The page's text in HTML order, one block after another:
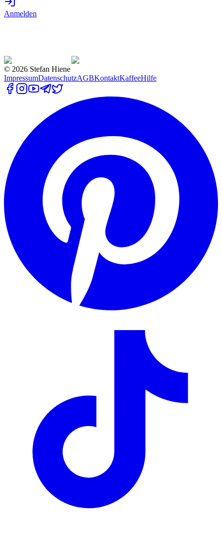
Anmelden
© 2026 Stefan Hiene
ImpressumDatenschutzAGBKontaktKaffeeHilfe